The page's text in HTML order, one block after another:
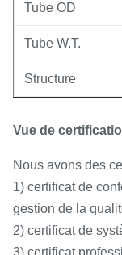
Tube OD
Tube W.T.
Structure
Vue de
Nous avons des
1) certificat de
gestion de la
2) certificat de
3) certificat